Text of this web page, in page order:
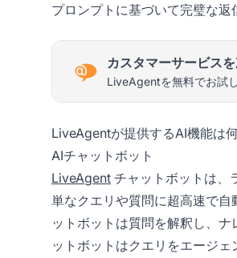
プロンプトに基づいて完璧な返
カスタマーサービス
LiveAgentを無料でお試
LiveAgentが提供するAI機能は
AIチャットボット
LiveAgent チャットボットは、
単なクエリや質問に超高速で
ットボットは質問を解釈し、
ットボットはクエリをエージ